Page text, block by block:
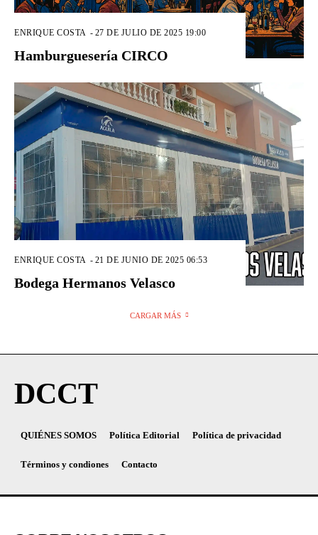
ENRIQUE COSTA - 27 DE JULIO DE 2025 19:00
Hamburguesería CIRCO
ENRIQUE COSTA - 21 DE JUNIO DE 2025 06:53
Bodega Hermanos Velasco
CARGAR MÁS
DCCT
QUIÉNES SOMOS Política Editorial Política de privacidad
Términos y condiones Contacto